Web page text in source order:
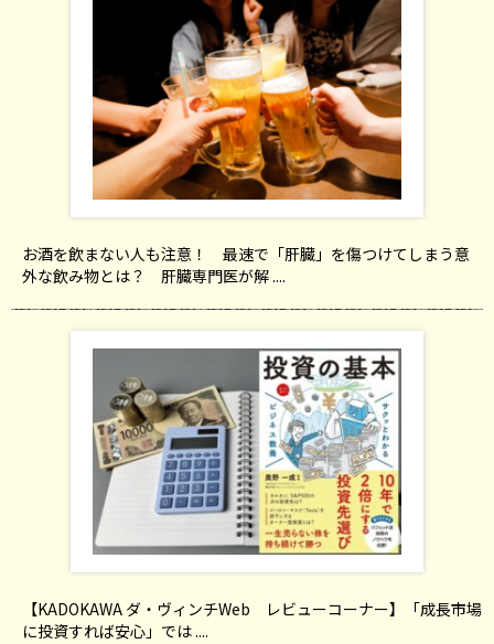
お酒を飲まない人も注意！ 最速で「肝臓」を傷つけてしまう意
外な飲み物とは？ 肝臓専門医が解 ....
【KADOKAWA ダ・ヴィンチWeb レビューコーナー】「成長市場
に投資すれば安心」では ....